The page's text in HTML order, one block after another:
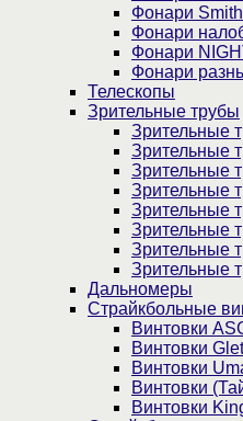
Фонари
Фонари
Фонари
Фонари
Телескопы
Зрительные трубы
Зрительные
Зрительные
Зрительные
Зрительные
Зрительные
Зрительные
Зрительные
Зрительные
Дальномеры
Страйкбольные
Винтовки
Винтовки
Винтовки
Винтовки
Винтовки